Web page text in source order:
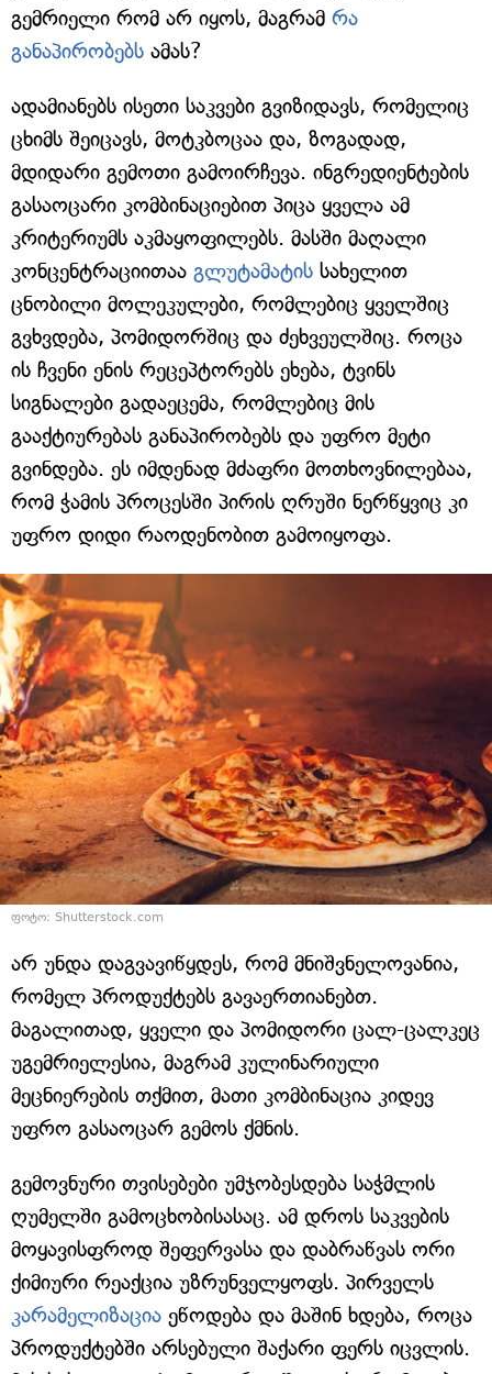
გემრიელი რომ არ იყოს, მაგრამ რა
განაპირობებს ამას?
ადამიანებს ისეთი საკვები გვიზიდავს, რომელიც
ცხიმს შეიცავს, მოტკბოცაა და, ზოგადად,
მდიდარი გემოთი გამოირჩევა. ინგრედიენტების
გასაოცარი კომბინაციებით პიცა ყველა ამ
კრიტერიუმს აკმაყოფილებს. მასში მაღალი
კონცენტრაციითაა გლუტამატის სახელით
ცნობილი მოლეკულები, რომლებიც ყველშიც
გვხვდება, პომიდორშიც და ძეხვეულშიც. როცა
ის ჩვენი ენის რეცეპტორებს ეხება, ტვინს
სიგნალები გადაეცემა, რომლებიც მის
გააქტიურებას განაპირობებს და უფრო მეტი
გვინდება. ეს იმდენად მძაფრი მოთხოვნილებაა,
რომ ჭამის პროცესში პირის ღრუში ნერწყვიც კი
უფრო დიდი რაოდენობით გამოიყოფა.
ფოტო: Shutterstock.com
არ უნდა დაგვავიწყდეს, რომ მნიშვნელოვანია,
რომელ პროდუქტებს გავაერთიანებთ.
მაგალითად, ყველი და პომიდორი ცალ-ცალკეც
უგემრიელესია, მაგრამ კულინარიული
მეცნიერების თქმით, მათი კომბინაცია კიდევ
უფრო გასაოცარ გემოს ქმნის.
გემოვნური თვისებები უმჯობესდება საჭმლის
ღუმელში გამოცხობისასაც. ამ დროს საკვების
მოყავისფროდ შეფერვასა და დაბრაწვას ორი
ქიმიური რეაქცია უზრუნველყოფს. პირველს
კარამელიზაცია ეწოდება და მაშინ ხდება, როცა
პროდუქტებში არსებული შაქარი ფერს იცვლის.